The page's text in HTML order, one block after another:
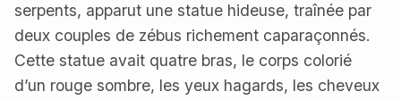
serpents, apparut une statue hideuse, traînée par
deux couples de zébus richement caparaçonnés.
Cette statue avait quatre bras, le corps colorié
d’un rouge sombre, les yeux hagards, les cheveux